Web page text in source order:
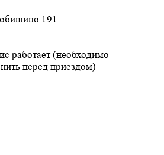
191
работает (необходимо
перед приездом)